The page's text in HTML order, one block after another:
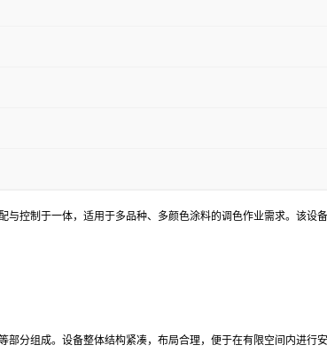
控制于一体，适用于多品种、多颜色涂料的调色作业需求。该设
分组成。设备整体结构紧凑，布局合理，便于在有限空间内进行安